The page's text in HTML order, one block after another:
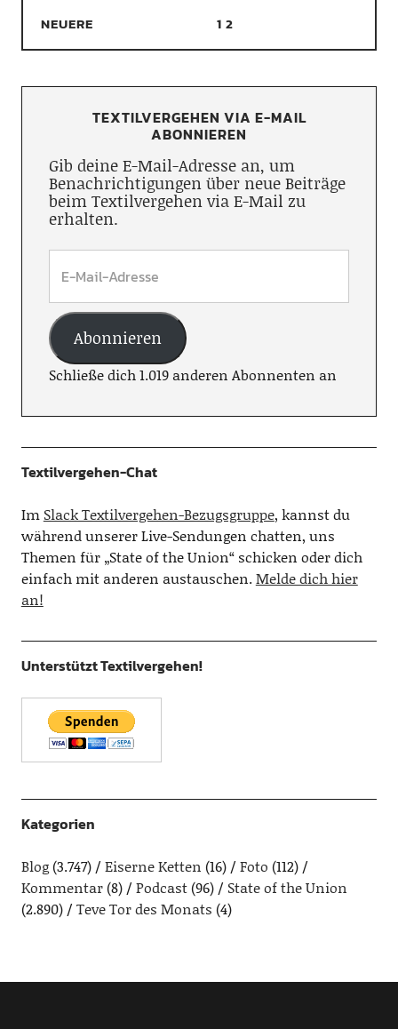
NEUERE 1 2
TEXTILVERGEHEN VIA E-MAIL
ABONNIEREN
Gib deine E-Mail-Adresse an, um
Benachrichtigungen über neue Beiträge
beim Textilvergehen via E-Mail zu
erhalten.
Abonnieren
Schließe dich 1.019 anderen Abonnenten an
Textilvergehen-Chat
Im Slack Textilvergehen-Bezugsgruppe, kannst du
während unserer Live-Sendungen chatten, uns
Themen für „State of the Union“ schicken oder dich
einfach mit anderen austauschen.Melde dich hier
an!
Unterstützt Textilvergehen!
Kategorien
Blog(3.747) Eiserne Ketten (16) Foto (112)
Kommentar(8) Podcast(96)
State of the Union
(2.890)
Teve Tor des Monats (4)